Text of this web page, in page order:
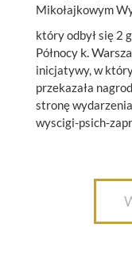
Mikołajkowym
który odbył się 2
Północy k.
inicjatywy, w
przekazała
stronę
wyscigi-psich-